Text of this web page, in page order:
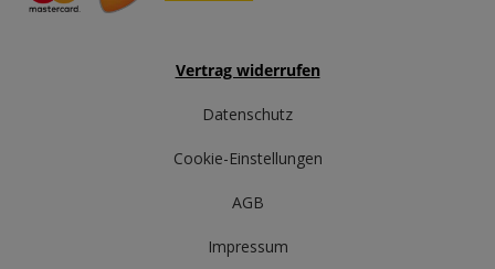
Vertrag widerrufen
Datenschutz
Cookie-Einstellungen
AGB
Impressum